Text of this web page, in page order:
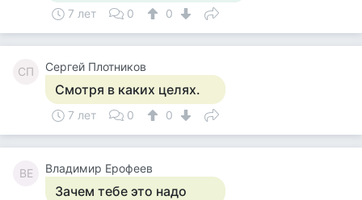
7 лет 0 0
CП Cергей Плотников
Смотря в каких целях.
7 лет 0 0
ВЕ Владимир Ерофеев
Зачем тебе это надо